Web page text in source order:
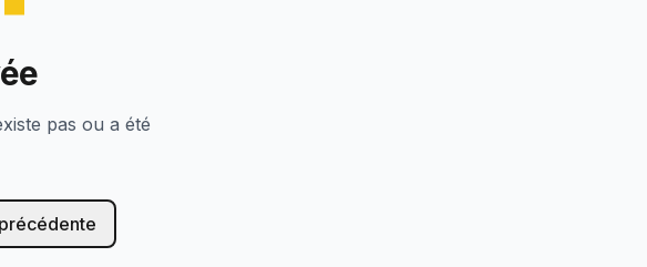
pas ou a été